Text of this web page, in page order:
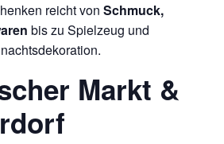
reicht von Schmuck,
bis zu Spielzeug und
Markt &